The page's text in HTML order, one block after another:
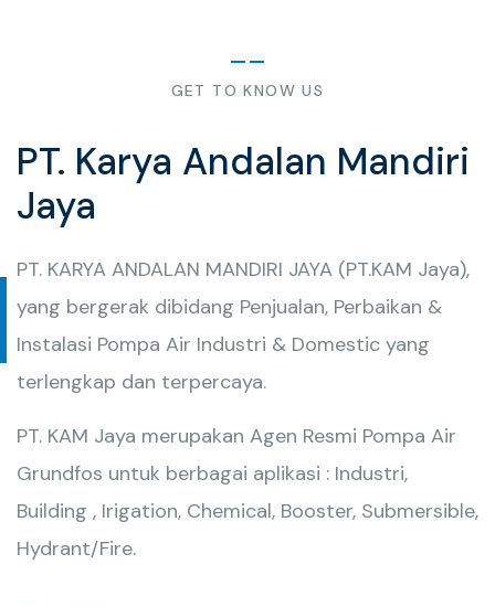
GET TO KNOW US
PT. Karya Andalan Mandiri
Jaya
PT. KARYA ANDALAN MANDIRI JAYA (PT.KAM Jaya),
yang bergerak dibidang Penjualan, Perbaikan &
Instalasi Pompa Air Industri & Domestic yang
terlengkap dan terpercaya.
PT. KAM Jaya merupakan Agen Resmi Pompa Air
Grundfos untuk berbagai aplikasi : Industri,
Building , Irigation, Chemical, Booster, Submersible,
Hydrant/Fire.